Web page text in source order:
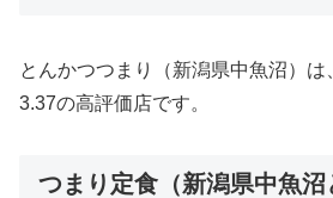
とんかつつまり（新潟県中魚沼）
3.37の高評価店です。
つまり定食（新潟県中魚沼